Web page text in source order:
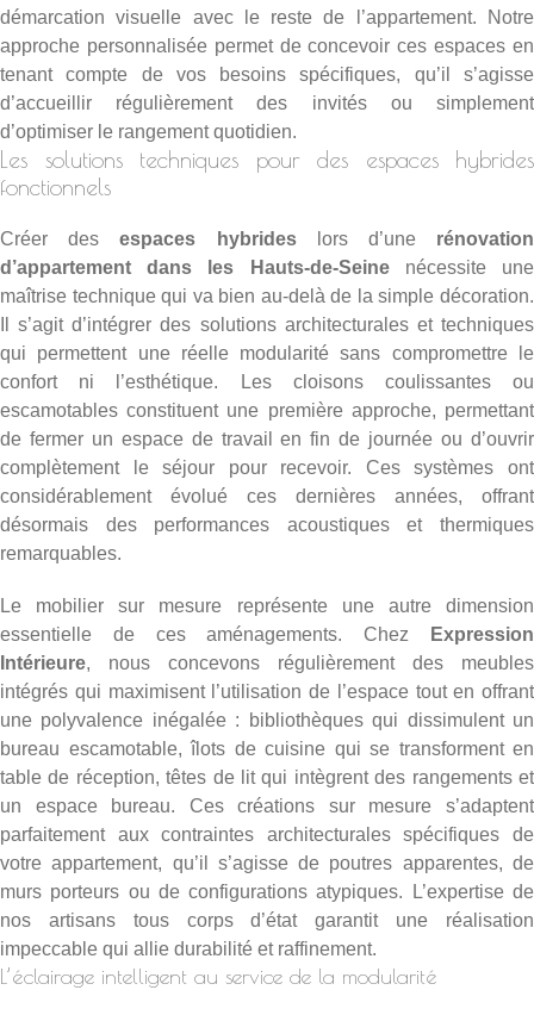
démarcation visuelle avec le reste de l’appartement. Notre
approche personnalisée permet de concevoir ces espaces en
tenant compte de vos besoins spécifiques, qu’il s’agisse
d’accueillir régulièrement des invités ou simplement
d’optimiser le rangement quotidien.
Les solutions techniques pour des espaces hybrides
fonctionnels
Créer desespaces hybrideslors d’une rénovation
d’appartement dans les Hauts-de-Seinenécessite une
maîtrise technique qui va bien au-delà de la simple décoration.
Il s’agit d’intégrer des solutions architecturales et techniques
qui permettent une réelle modularité sans compromettre le
confort ni l’esthétique. Les cloisons coulissantes ou
escamotables constituent une première approche, permettant
de fermer un espace de travail en fin de journée ou d’ouvrir
complètement le séjour pour recevoir. Ces systèmes ont
considérablement évolué ces dernières années, offrant
désormais des performances acoustiques et thermiques
remarquables.
Le mobilier sur mesure représente une autre dimension
essentielle de ces aménagements. Chez
Expression
Intérieure, nous concevons régulièrement des meubles
intégrés qui maximisent l’utilisation de l’espace tout en offrant
une polyvalence inégalée : bibliothèques qui dissimulent un
bureau escamotable, îlots de cuisine qui se transforment en
table de réception, têtes de lit qui intègrent des rangements et
un espace bureau. Ces créations sur mesure s’adaptent
parfaitement aux contraintes architecturales spécifiques de
votre appartement, qu’il s’agisse de poutres apparentes, de
murs porteurs ou de configurations atypiques. L’expertise de
nos artisans tous corps d’état garantit une réalisation
impeccable qui allie durabilité et raffinement.
L’éclairage intelligent au service de la modularité